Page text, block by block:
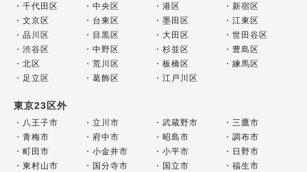
千代田区 中央区 港区
新宿区
文京区
台東区 墨田区
江東区
品川区
目黒区 大田区
世田谷区
渋谷区
中野区 杉並区
豊島区
北区
荒川区 板橋区
練馬区
足立区
葛飾区 江戸川区
東京23区外
八王子市 立川市 武蔵野市
三鷹市
青梅市
府中市 昭島市
調布市
町田市
小金井市 小平市
日野市
東村山市
国分寺市 国立市
福生市